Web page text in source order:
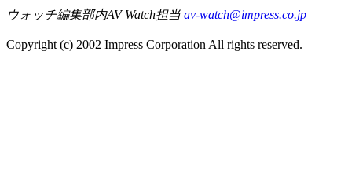
ウォッチ編集部内AV Watch担当 av-watch@impress.co.jp
Copyright (c) 2002 Impress Corporation All rights reserved.